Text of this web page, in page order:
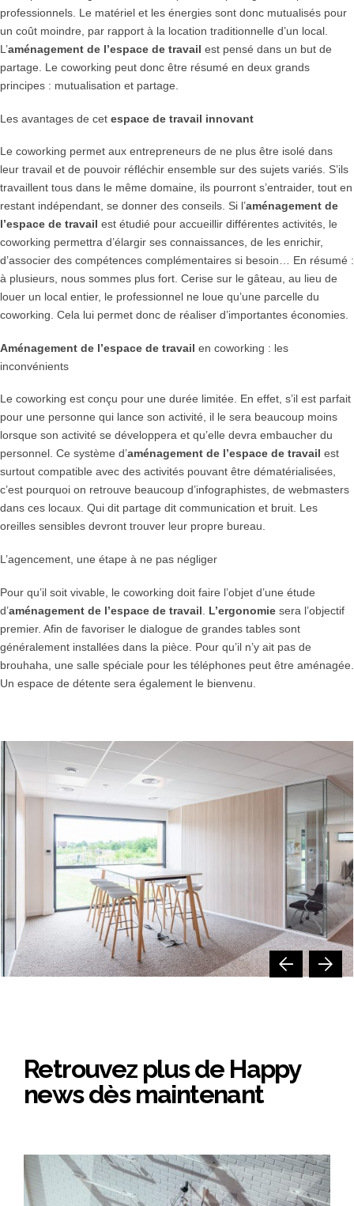
professionnels. Le matériel et les énergies sont donc mutualisés pour
un coût moindre, par rapport à la location traditionnelle d’un local.
L’aménagement de l’espace de travail est pensé dans un but de
partage. Le coworking peut donc être résumé en deux grands
principes : mutualisation et partage.
Les avantages de cet espace de travail innovant
Le coworking permet aux entrepreneurs de ne plus être isolé dans
leur travail et de pouvoir réfléchir ensemble sur des sujets variés. S’ils
travaillent tous dans le même domaine, ils pourront s’entraider, tout en
restant indépendant, se donner des conseils. Si l’aménagement de
l’espace de travail est étudié pour accueillir différentes activités, le
coworking permettra d’élargir ses connaissances, de les enrichir,
d’associer des compétences complémentaires si besoin… En résumé :
à plusieurs, nous sommes plus fort. Cerise sur le gâteau, au lieu de
louer un local entier, le professionnel ne loue qu’une parcelle du
coworking. Cela lui permet donc de réaliser d’importantes économies.
Aménagement de l’espace de travail en coworking : les
inconvénients
Le coworking est conçu pour une durée limitée. En effet, s’il est parfait
pour une personne qui lance son activité, il le sera beaucoup moins
lorsque son activité se développera et qu’elle devra embaucher du
personnel. Ce système d’aménagement de l’espace de travail est
surtout compatible avec des activités pouvant être dématérialisées,
c’est pourquoi on retrouve beaucoup d’infographistes, de webmasters
dans ces locaux. Qui dit partage dit communication et bruit. Les
oreilles sensibles devront trouver leur propre bureau.
L’agencement, une étape à ne pas négliger
Pour qu’il soit vivable, le coworking doit faire l’objet d’une étude
d’aménagement de l’espace de travail L’ergonomie sera l’objectif
premier. Afin de favoriser le dialogue de grandes tables sont
généralement installées dans la pièce. Pour qu’il n’y ait pas de
brouhaha, une salle spéciale pour les téléphones peut être aménagée.
Un espace de détente sera également le bienvenu.
Retrouvez plus de Happy
news dès maintenant